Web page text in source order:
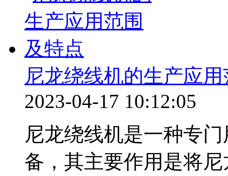
尼龙绕线机的生产应
2023-04-17 10:12:05
尼龙绕线机是一种专
备，其主要作用是将